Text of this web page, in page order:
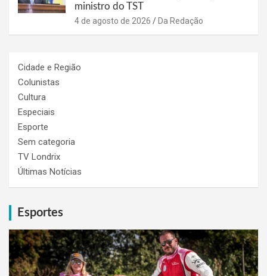
ministro do TST
4 de agosto de 2026 Da Redação
Cidade e Região
Colunistas
Cultura
Especiais
Esporte
Sem categoria
TV Londrix
Últimas Notícias
Esportes